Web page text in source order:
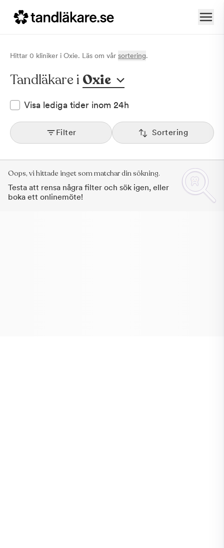
Hittar 0 kliniker i Oxie. Läs om vår sortering.
Tandläkare i Oxie
Visa lediga tider inom 24h
Filter Sortering
Oops, vi hittade inget som matchar din sökning.
Testa att rensa några filter och sök igen, eller
boka ett onlinemöte!